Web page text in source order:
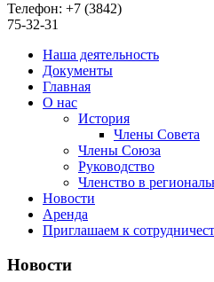
Телефон: +7 (3842)
75-32-31
Наша деятельность
Документы
Главная
О нас
История
Члены Совета
Члены Союза
Руководство
Членство в
Новости
Аренда
Приглашаем к
Новости